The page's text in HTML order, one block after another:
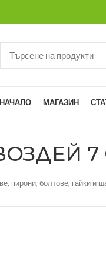
НАЧАЛО МАГАЗИН
пирони, болтове, гайки и